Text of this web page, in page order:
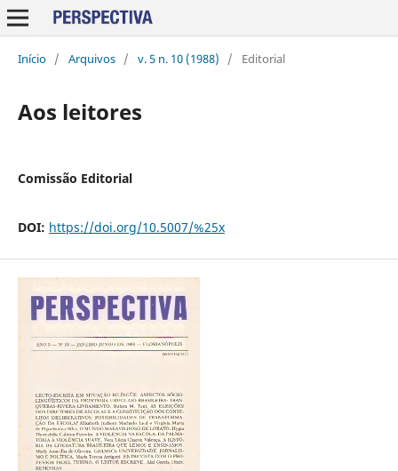
Início / Arquivos / v. 5 n. 10 (1988) / Editorial
Aos leitores
Comissão Editorial
DOI: https://doi.org/10.5007/%25x